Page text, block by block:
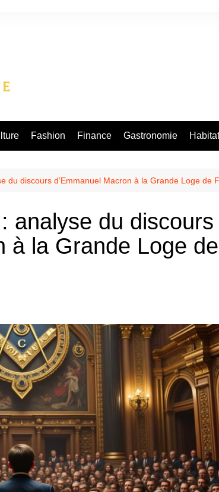
Fashion Finance Gastronomie Habitat
du discours d’Emmanuel Macron à la Grande Loge de
analyse du discours
à la Grande Loge de